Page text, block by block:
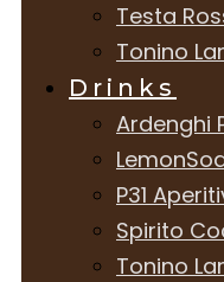
Testa
Tonino
Drinks
Ardenghi
P31
Spirito
Tonino